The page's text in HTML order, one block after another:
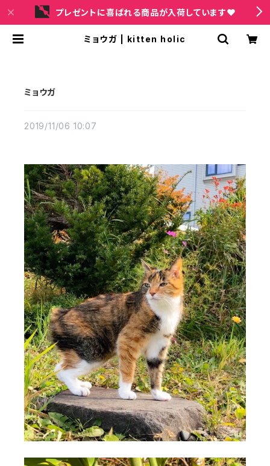
プレゼントに喜ばれる商品が入荷しています❤
ミョウガ | kitten holic
ミョウガ
2019/11/06 10:07